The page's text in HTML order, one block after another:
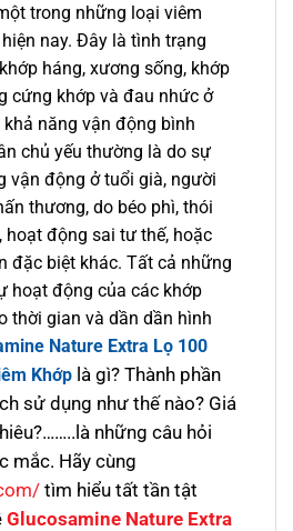
trong những loại viêm
nay. Đây là tình trạng
háng, xương sống, khớp
cứng khớp và đau nhức ở
năng vận động bình
chủ yếu thường là do sự
vận động ở tuổi già, người
thương, do béo phì, thói
hoạt động sai tư thế, hoặc
đặc biệt khác. Tất cả những
hoạt động của các khớp
thời gian và dần dần hình
Nature Extra Lọ 100
Khớp là gì? Thành phần
sử dụng như thế nào? Giá
những câu hỏi
mắc. Hãy cùng
tìm hiểu tất tần tật
Glucosamine Nature Extra